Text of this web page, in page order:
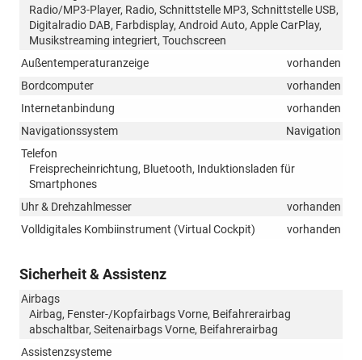
Radio/MP3-Player, Radio, Schnittstelle MP3, Schnittstelle USB,
Digitalradio DAB, Farbdisplay, Android Auto, Apple CarPlay,
Musikstreaming integriert, Touchscreen
Außentemperaturanzeige
vorhanden
Bordcomputer
vorhanden
Internetanbindung
vorhanden
Navigationssystem
Navigation
Telefon
Freisprecheinrichtung, Bluetooth, Induktionsladen für
Smartphones
Uhr & Drehzahlmesser
vorhanden
Volldigitales Kombiinstrument (Virtual Cockpit)
vorhanden
Sicherheit & Assistenz
Airbags
Airbag, Fenster-/Kopfairbags Vorne, Beifahrerairbag
abschaltbar, Seitenairbags Vorne, Beifahrerairbag
Assistenzsysteme